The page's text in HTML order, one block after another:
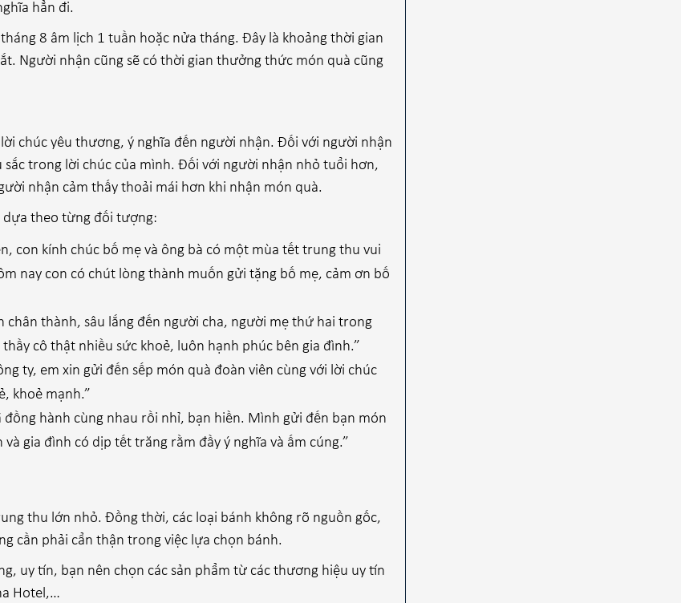
hẳn đi.
8 âm lịch 1 tuần hoặc nửa tháng. Đây là khoảng thời gian
Người nhận cũng sẽ có thời gian thưởng thức món quà cũng
chúc yêu thương, ý nghĩa đến người nhận. Đối với người nhận
trong lời chúc của mình. Đối với người nhận nhỏ tuổi hơn,
nhận cảm thấy thoải mái hơn khi nhận món quà.
dựa theo từng đối tượng:
con kính chúc bố mẹ và ông bà có một mùa tết trung thu vui
nay con có chút lòng thành muốn gửi tặng bố mẹ, cảm ơn bố
thành, sâu lắng đến người cha, người mẹ thứ hai trong
cô thật nhiều sức khoẻ, luôn hạnh phúc bên gia đình.”
ty, em xin gửi đến sếp món quà đoàn viên cùng với lời chúc
khoẻ mạnh.”
hành cùng nhau rồi nhỉ, bạn hiền. Mình gửi đến bạn món
gia đình có dịp tết trăng rằm đầy ý nghĩa và ấm cúng.”
thu lớn nhỏ. Đồng thời, các loại bánh không rõ nguồn gốc,
cần phải cẩn thận trong việc lựa chọn bánh.
uy tín, bạn nên chọn các sản phẩm từ các thương hiệu uy tín
Hotel,…